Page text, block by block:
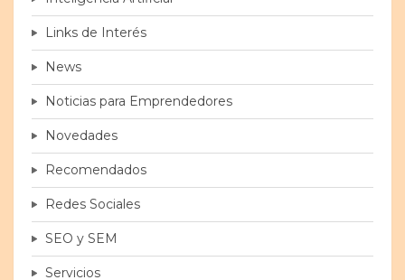
Links de Interés
News
Noticias para Emprendedores
Novedades
Recomendados
Redes Sociales
SEO y SEM
Servicios